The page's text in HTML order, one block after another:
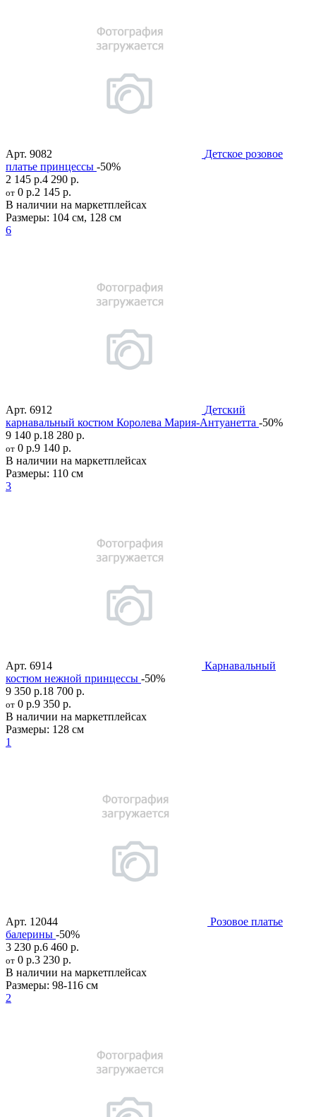
Арт. 9082
Детское розовое
платье принцессы -50%
2 145 р.4 290 р.
от 0 р.2 145 р.
В наличии на маркетплейсах
Размеры: 104 см, 128 см
6
Арт. 6912
Детский
карнавальный костюм Королева Мария-Антуанетта -50%
9 140 р.18 280 р.
от 0 р.9 140 р.
В наличии на маркетплейсах
Размеры: 110 см
3
Арт. 6914
Карнавальный
костюм нежной принцессы -50%
9 350 р.18 700 р.
от 0 р.9 350 р.
В наличии на маркетплейсах
Размеры: 128 см
1
Арт. 12044
Розовое платье
балерины -50%
3 230 р.6 460 р.
от 0 р.3 230 р.
В наличии на маркетплейсах
Размеры: 98-116 см
2